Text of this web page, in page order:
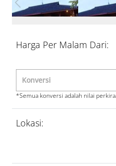
Harga Per Malam Dari:
*Semua konversi adalah nilai
Lokasi: